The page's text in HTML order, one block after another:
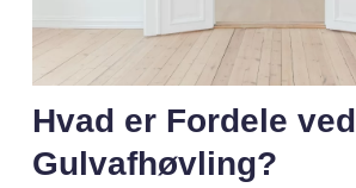
Hvad er Fordele ved
Gulvafhøvling?